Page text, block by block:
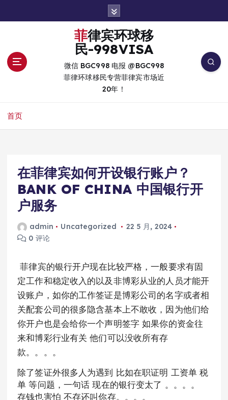
菲律宾环球移
民-998VISA
微信 BGC998 电报 @BGC998
菲律环球移民专营菲律宾市场近
20年！
首页
在菲律宾如何开设银行账户？
BANK OF CHINA 中国银行开
户服务
admin Uncategorized
22 5 月, 2024
0 评论
菲律宾的银行开户现在比较严格，一般要求有固
定工作和稳定收入的以及非博彩从业的人员才能开
设账户，如你的工作签证是博彩公司的名字或者相
关配套公司的很多隐含基本上不敢收，因为他们给
你开户也是会给你一个声明签字 如果你的资金往
来和博彩行业有关 他们可以没收所有存
款。。。。
除了签证外很多人为遇到 比如在职证明 工资单 税
单 等问题，一句话 现在的银行变太了 。。。。
存钱也害怕 不存还叫你存。。。。